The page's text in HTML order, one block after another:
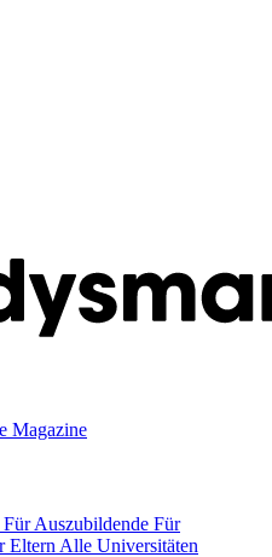
Magazine
Für Auszubildende Für
Eltern Alle Universitäten